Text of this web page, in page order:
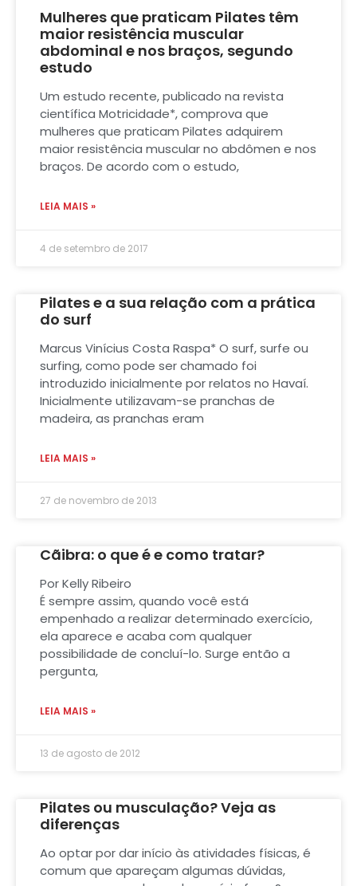
Mulheres que praticam Pilates têm
maior resistência muscular
abdominal e nos braços, segundo
estudo
Um estudo recente, publicado na revista
científica Motricidade*, comprova que
mulheres que praticam Pilates adquirem
maior resistência muscular no abdômen e nos
braços. De acordo com o estudo,
LEIA MAIS »
4 de setembro de 2017
Pilates e a sua relação com a prática
do surf
Marcus Vinícius Costa Raspa* O surf, surfe ou
surfing, como pode ser chamado foi
introduzido inicialmente por relatos no Havaí.
Inicialmente utilizavam-se pranchas de
madeira, as pranchas eram
LEIA MAIS »
27 de novembro de 2013
Cãibra: o que é e como tratar?
Por Kelly Ribeiro
É sempre assim, quando você está
empenhado a realizar determinado exercício,
ela aparece e acaba com qualquer
possibilidade de concluí-lo. Surge então a
pergunta,
LEIA MAIS »
13 de agosto de 2012
Pilates ou musculação? Veja as
diferenças
Ao optar por dar início às atividades físicas, é
comum que apareçam algumas dúvidas,